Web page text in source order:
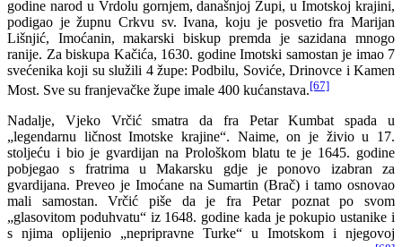
godine narod u Vrdolu gornjem, današnjoj Župi, u Imotskoj krajini,
podigao je župnu Crkvu sv. Ivana, koju je posvetio fra Marijan
Lišnjić, Imoćanin, makarski biskup premda je sazidana mnogo
ranije. Za biskupa Kačića, 1630. godine Imotski samostan je imao 7
svećenika koji su služili 4 župe: Podbilu, Soviće, Drinovce i Kamen
Most. Sve su franjevačke župe imale 400 kućanstava.[67]
Nadalje, Vjeko Vrčić smatra da fra Petar Kumbat spada u
„legendarnu ličnost Imotske krajine“. Naime, on je živio u 17.
stoljeću i bio je gvardijan na Prološkom blatu te je 1645. godine
pobjegao s fratrima u Makarsku gdje je ponovo izabran za
gvardijana. Preveo je Imoćane na Sumartin (Brač) i tamo osnovao
mali samostan. Vrčić piše da je fra Petar poznat po svom
„glasovitom poduhvatu“ iz 1648. godine kada je pokupio ustanike i
s njima oplijenio „nepripravne Turke“ u Imotskom i njegovoj